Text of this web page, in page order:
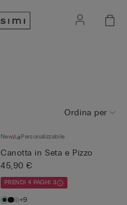
Ordina per
New Personalizzabile
Canotta in Seta e Pizzo
45,90 €
PRENDI 4 PAGHI 3
+9